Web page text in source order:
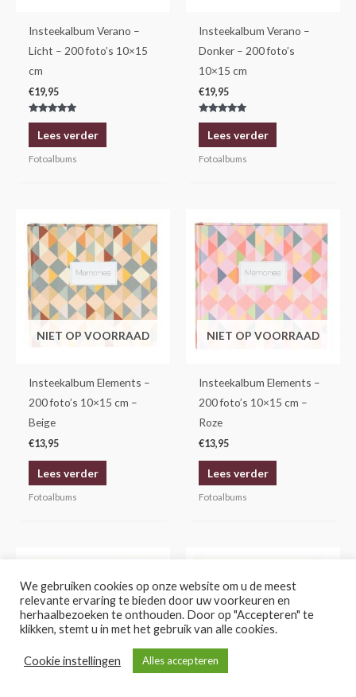
KIES HIER EEN FILTER VOOR DE
JUISTE KEUZE
Insteekalbum Verano –
Licht – 200 foto’s 10×15
cm
€19,95
Gewaardeerd
5.00
uit 5Lees verder
Fotoalbums
Insteekalbum Verano –
Donker – 200 foto’s
10×15 cm
€19,95
Gewaardeerd
5.00
uit 5Lees verder
Fotoalbums
NIET OP VOORRAAD
Insteekalbum Elements –
200 foto’s 10×15 cm –
Beige
€13,95
Lees verder
Fotoalbums
NIET OP VOORRAAD
Insteekalbum Elements –
200 foto’s 10×15 cm –
Roze
€13,95
Lees verder
Fotoalbums
NIET OP VOORRAAD
heeft
meerdere
variaties.
Deze
optie
meerdere
We gebruiken cookies op onze website om u de meest
relevante ervaring te bieden door uw voorkeuren en
herhaalbezoeken te onthouden. Door op "Accepteren" te
klikken, stemt u in met het gebruik van alle cookies.
Cookie instellingen Alles accepteren